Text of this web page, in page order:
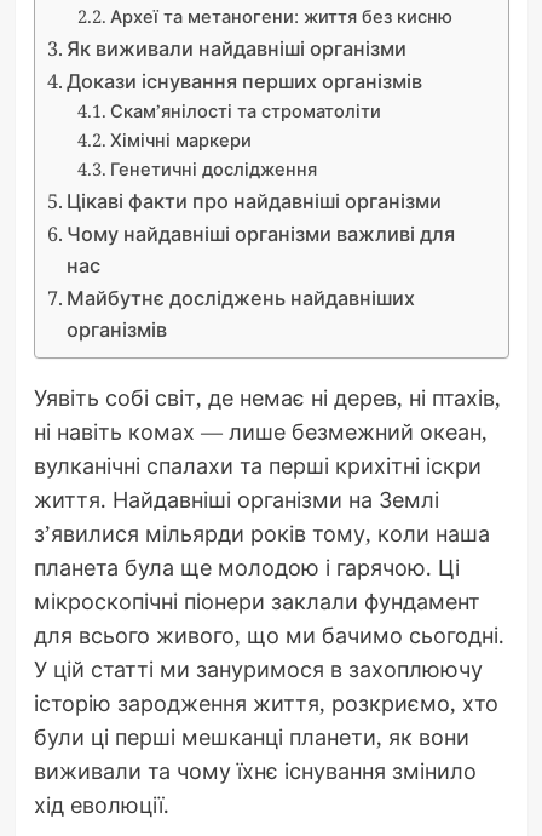
Археї та метаногени: життя без кисню
Як виживали найдавніші організми
Докази існування перших організмів
Скам’янілості та строматоліти
Хімічні маркери
Генетичні дослідження
Цікаві факти про найдавніші організми
Чому найдавніші організми важливі для
нас
Майбутнє досліджень найдавніших
організмів
Уявіть собі світ, де немає ні дерев, ні птахів,
ні навіть комах — лише безмежний океан,
вулканічні спалахи та перші крихітні іскри
життя. Найдавніші організми на Землі
з’явилися мільярди років тому, коли наша
планета була ще молодою і гарячою. Ці
мікроскопічні піонери заклали фундамент
для всього живого, що ми бачимо сьогодні.
У цій статті ми зануримося в захоплюючу
історію зародження життя, розкриємо, хто
були ці перші мешканці планети, як вони
виживали та чому їхнє існування змінило
хід еволюції.